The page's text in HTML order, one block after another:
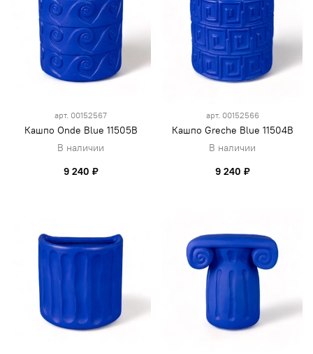
арт. 00152567
Кашпо Onde Blue 11505B
В наличии
9 240 ₽
арт. 00152566
Кашпо Greche Blue 11504B
В наличии
9 240 ₽